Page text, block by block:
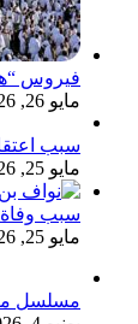
فيروس
مايو 26, 2026
سبب
مايو 25, 2026
سبب
مايو 25, 2026
مسلسل